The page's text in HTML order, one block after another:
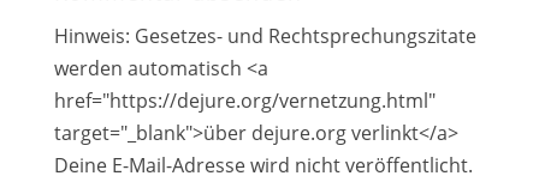
Hinweis: Gesetzes- und Rechtsprechungszitate
werden automatisch <a
href="https://dejure.org/vernetzung.html"
target="_blank">über dejure.org verlinkt</a>
Deine E-Mail-Adresse wird nicht veröffentlicht.